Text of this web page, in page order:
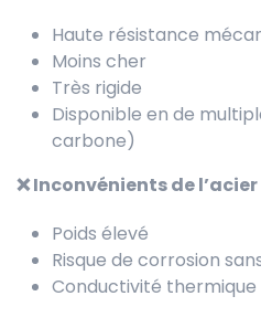
Haute résistance
Moins cher
Très rigide
Disponible en de
carbone)
❌ Inconvénients de l’acier
Poids élevé
Risque de corrosion
Conductivité thermique